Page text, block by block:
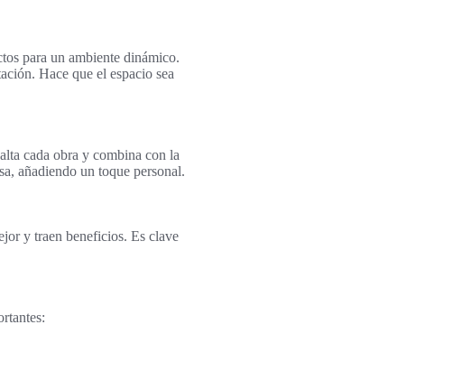
para un ambiente dinámico.
Hace que el espacio sea
cada obra y combina con la
añadiendo un toque personal.
y traen beneficios. Es clave